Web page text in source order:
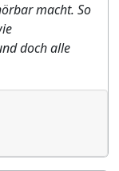
macht. So
doch alle